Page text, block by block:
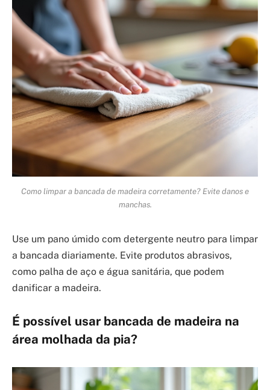
Como limpar a bancada de madeira corretamente? Evite danos e
manchas.
Use um pano úmido com detergente neutro para limpar
a bancada diariamente. Evite produtos abrasivos,
como palha de aço e água sanitária, que podem
danificar a madeira.
É possível usar bancada de madeira na
área molhada da pia?